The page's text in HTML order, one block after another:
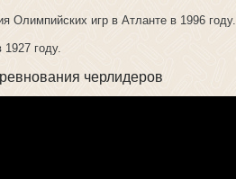
Олимпийских игр в Атланте в 1996 году.
году.
черлидеров